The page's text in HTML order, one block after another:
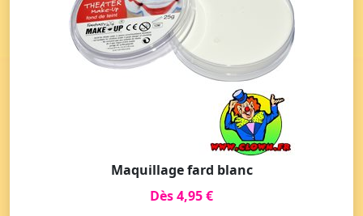
Maquillage fard blanc
Dès 4,95 €